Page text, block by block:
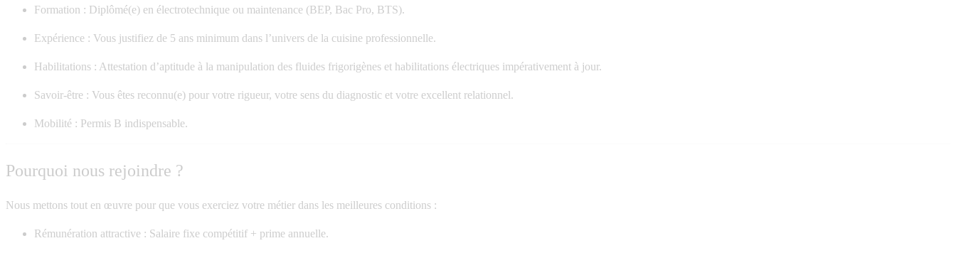
Formation : Diplômé(e) en électrotechnique ou maintenance (BEP, Bac Pro, BTS).
Expérience : Vous justifiez de 5 ans minimum dans l’univers de la cuisine professionnelle.
Habilitations : Attestation d’aptitude à la manipulation des fluides frigorigènes et habilitations électriques impérativement à jour.
Savoir-être : Vous êtes reconnu(e) pour votre rigueur, votre sens du diagnostic et votre excellent relationnel.
Mobilité : Permis B indispensable.
Pourquoi nous rejoindre ?
Nous mettons tout en œuvre pour que vous exerciez votre métier dans les meilleures conditions :
Rémunération attractive : Salaire fixe compétitif + prime annuelle.